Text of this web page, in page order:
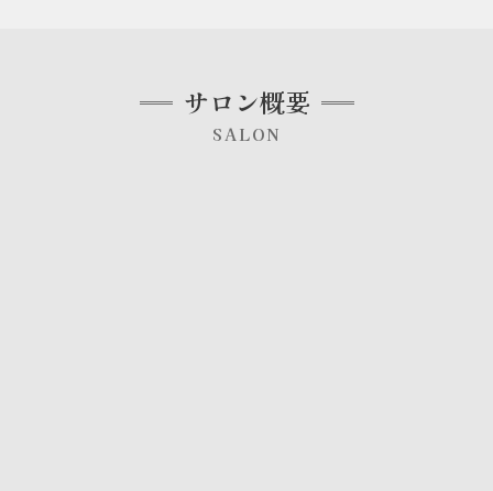
サロン概要
SALON